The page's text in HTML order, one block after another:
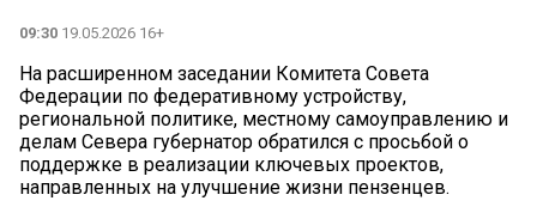
09:30 19.05.2026 16+
На расширенном заседании Комитета Совета
Федерации по федеративному устройству,
региональной политике, местному самоуправлению и
делам Севера губернатор обратился с просьбой о
поддержке в реализации ключевых проектов,
направленных на улучшение жизни пензенцев.